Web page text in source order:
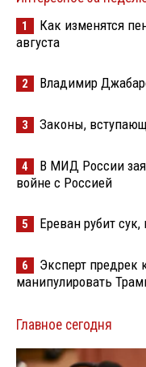
1
Как изменятся
августа
2 Владимир
3 Законы,
4
В МИД России
войне с Россией
5 Ереван рубит
6
Эксперт предрек
манипулировать
Главное сегодня